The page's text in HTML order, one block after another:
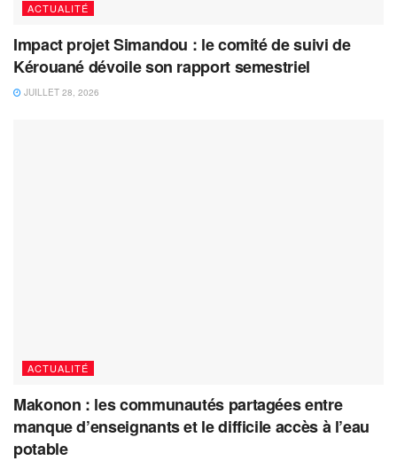
ACTUALITÉ
Impact projet Simandou : le comité de suivi de
Kérouané dévoile son rapport semestriel
JUILLET 28, 2026
ACTUALITÉ
Makonon : les communautés partagées entre
manque d’enseignants et le difficile accès à l’eau
potable